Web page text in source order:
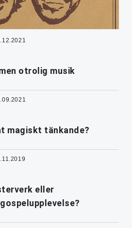
otrolig musik
magiskt tänkande?
eller